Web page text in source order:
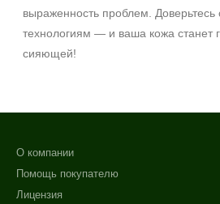
выраженность проблем.
технологиям — и ваша кожа станет
сияющей!
О компании
Помощь покупателю
Лицензия